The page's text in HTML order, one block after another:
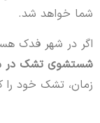
شما خواهد شد.
اگر در شهر فدک
شستشوی تشک در
زمان، تشک خود را